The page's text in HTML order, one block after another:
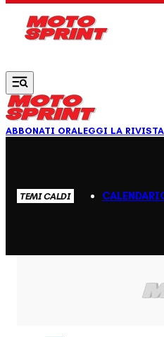
ABBONATI ORALEGGI LA RIVISTA
TEMI CALDI